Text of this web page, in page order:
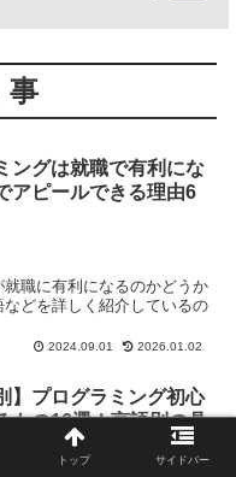
ングは就職で有利にな
アピールできる理由6
職に有利になるのかどうか
どを詳しく紹介しているの
2024.09.01 2026.01.02
】プログラミング初心
もの16選！言語別の具
ロードマップ
トップ サイドバー